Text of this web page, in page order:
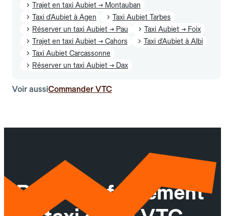
Trajet en taxi Aubiet → Montauban
Taxi d'Aubiet à Agen
Taxi Aubiet Tarbes
Réserver un taxi Aubiet → Pau
Taxi Aubiet → Foix
Trajet en taxi Aubiet → Cahors
Taxi d'Aubiet à Albi
Taxi Aubiet Carcassonne
Réserver un taxi Aubiet → Dax
Voir aussiCommander VTC
Réservez facilement